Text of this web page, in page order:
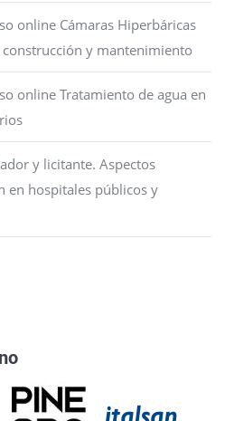
online Cámaras Hiperbáricas
y mantenimiento
online Tratamiento de agua en
y licitante. Aspectos
en hospitales públicos y